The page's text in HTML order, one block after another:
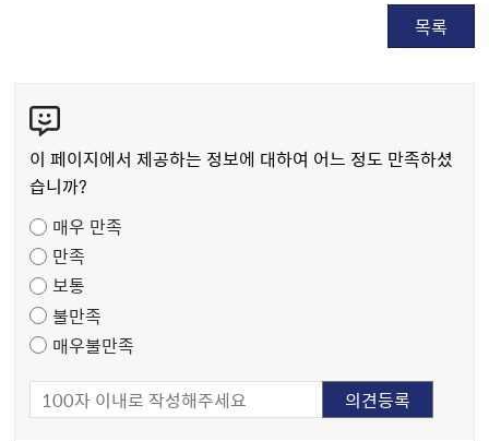
목록
텐
츠
만
도
조
사
이 페이지에서 제공하는 정보에 대하여 어느 정도 만족하셨
습니까?
매우 만족
만족
보통
불만족
매우불만족